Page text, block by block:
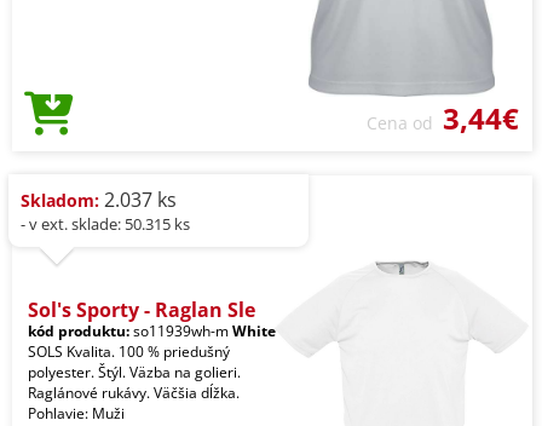
Cena od 3,44€
Skladom: 2.037 ks
- v ext. sklade: 50.315 ks
Sol's Sporty - Raglan Sle
kód produktu:so11939wh-mWhite
SOLS Kvalita. 100 % priedušný
polyester. Štýl. Väzba na golieri.
Raglánové rukávy. Väčšia dĺžka.
Pohlavie: Muži